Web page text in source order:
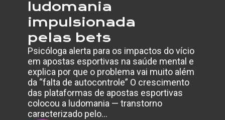
ludomania
impulsionada
pelas bets
Psicóloga alerta para os impactos do vício
em apostas esportivas na saúde mental e
explica por que o problema vai muito além
da “falta de autocontrole” O crescimento
das plataformas de apostas esportivas
colocou a ludomania — transtorno
caracterizado pelo…